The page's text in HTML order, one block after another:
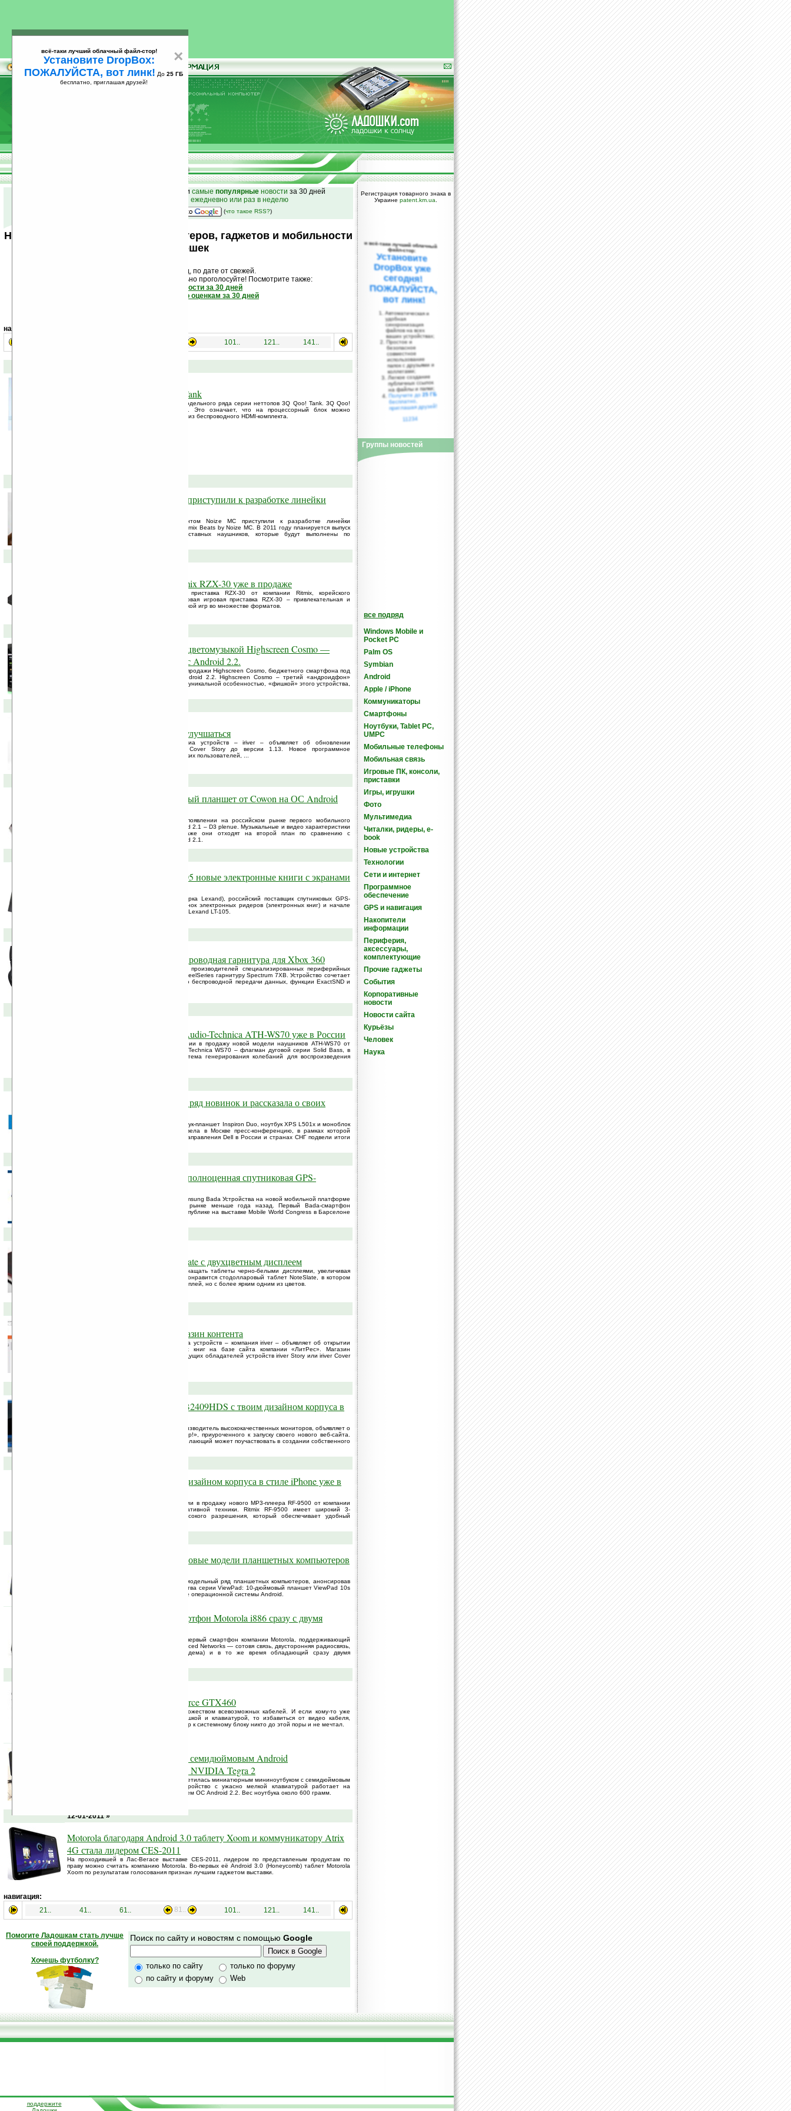
25
и самые популярные новости за 30 дней
на email ежедневно или раз в неделю
(что такое RSS?)
Новости мира карманных компьютеров, гаджетов и мобильности
от Ладошек
Новости показаны подряд, по дате от свежей.
Если новость вам понравилась - обязательно проголосуйте! Посмотрите также:
самые читаемые новости за 30 дней
самые лучшие новости по оценкам за 30 дней
навигация:
101.. 121.. 141..
Модульный неттоп 3Q Qoo! Tank
Компания 3Q объявила о расширении модельного ряда серии неттопов 3Q Qoo! Tank. 3Q Qoo!
Tank – неттоп модульной конструкции. Это означает, что на процессорный блок можно
установить ODD привод или трансмиттер из беспроводного HDMI-комплекта.
Компания Ritmix и Noize MC приступили к разработке линейки
Компания Ritmix совместно с музыкантом Noize MC приступили к разработке линейки
эксклюзивных наушников под брендом Ritmix Beats by Noize MC. В 2011 году планируется выпуск
нескольких моделей мониторных и вставных наушников, которые будут выполнены по
Новая игровая приставка Ritmix RZX-30 уже в продаже
В продажу поступила новая игровая приставка RZX-30 от компании Ritmix, корейского
производителя портативной техники. Новая игровая приставка RZX-30 – привлекательная и
многофункциональная консоль с поддержкой игр во множестве форматов.
Гуглофон с футуристической цветомузыкой Highscreen Cosmo —
самый бюджетный смартфон с Android 2.2.
Компания «Вобис Компьютер» начинает продажи Highscreen Cosmo, бюджетного смартфона под
управлением операционной системы Android 2.2. Highscreen Cosmo – третий «андроидфон»
компании «Вобис Компьютер». Ключевой уникальной особенностью, «фишкой» этого устройства,
iriver Cover Story продолжает улучшаться
Производитель портативных мультимедиа устройств – iriver – объявляет об обновлении
официальной прошивки ридера iriver Cover Story до версии 1.13. Новое программное
обеспечение предназначено для российских пользователей, ...
D3 plenue — первый мобильный планшет от Cowon на ОС Android
Компания BLADE объявляет о скором появлении на российском рынке первого мобильного
планшета от Cowon на платформе Android 2.1 – D3 plenue. Музыкальные и видео характеристики
Cowon как всегда великолепны, но даже они отходят на второй план по сравнению с
возможностями КПК на платформе Android 2.1.
Lexand LE-106 и Lexand LT-105 новые электронные книги с экранами
«Лаборатория «Лександ»» (торговая марка Lexand), российский поставщик спутниковых GPS-
навигаторов, объявляет о выходе на рынок электронных ридеров (электронных книг) и начале
продаж двух моделей — Lexand LE-106 и Lexand LT-105.
SteelSeries Spectrum 7XB: беспроводная гарнитура для Xbox 360
Компания SteelSeries, один из ведущих производителей специализированных периферийных
устройств и аксессуаров, представляет SteelSeries гарнитуру Spectrum 7XB. Устройство сочетает
в себе усовершенствованную технологию беспроводной передачи данных, функции ExactSND и
Новая модель наушников от Audio-Technica ATH-WS70 уже в России
Компания BLADE объявляет о поступлении в продажу новой модели наушников ATH-WS70 от
японской компании Audio-Technica. Audio-Technica WS70 – флагман дуговой серии Solid Bass, в
которой используется двухкамерная система генерирования колебаний для воспроизведения
Компания DELL представила ряд новинок и рассказала о своих
Среди новых разработок компании – нетбук-планшет Inspiron Duo, ноутбук XPS L501x и моноблок
Inspiron One 2310 Корпорация Dell провела в Москве пресс-конференцию, в рамках которой
ведущие менеджеры потребительского направления Dell в России и странах СНГ подвели итоги
Для Samsung Bada выпущена полноценная спутниковая GPS-
«Прогород» доступен для платформы Samsung Bada Устройства на новой мобильной платформе
Samsung Bada массово появились на рынке меньше года назад. Первый Bada-смартфон
Samsung Wave был широко представлен публике на выставке Mobile World Congress в Барселоне
Стодолларовый таблет NoteSlate с двухцветным дисплеем
Для тех, кому пришла по душе идея оснащать таблеты черно-белыми дисплеями, увеличивая
таким образом ресурс батареи, может понравится стодолларовый таблет NoteSlate, в котором
также используется двухцветный E-ink дисплей, но с более ярким одним из цветов.
Для ридеров iriver открыт магазин контента
Производитель портативных мультимедиа устройств – компания iriver – объявляет об открытии
авторизованного магазина электронных книг на базе сайта компании «ЛитРес». Магазин
предназначен, в первую очередь, для будущих обладателей устройств iriver Story или iriver Cover
Конкурс от iiyama. Монитор B2409HDS с твоим дизайном корпуса в
Компания iiyama, известный японский производитель высококачественных мониторов, объявляет о
начале конкурса «Прокачай свой монитор!», приуроченного к запуску своего нового веб-сайта.
Начиная с 14 января 2011 года, любой желающий может поучаствовать в создании собственного
MP3-плеер Ritmix RF-9500 с дизайном корпуса в стиле iPhone уже в
Компания BLADE объявляет о поступлении в продажу нового MP3-плеера RF-9500 от компании
Ritmix, корейского производителя портативной техники. Ritmix RF-9500 имеет широкий 3-
дюймовый TFT сенсорный дисплей высокого разрешения, который обеспечивает удобный
ViewPad 10s и ViewPad 4 — новые модели планшетных компьютеров
Корпорация ViewSonic расширила свой модельный ряд планшетных компьютеров, анонсировав
на выставке CES-2011 два новых устройства серии ViewPad: 10-дюймовый планшет ViewPad 10s
и 4-дюймовый планшет ViewPad 4 на базе операционной системы Android.
Противоударный Android смартфон Motorola i886 сразу с двумя
В коллекции оператора Sprint появился первый смартфон компании Motorola, поддерживающий
технологию iDEN (Integrated Digital Enhanced Networks — сотовя связь, двусторонняя радиосвязь,
алфавитно-цифровой пейджер, факс-модема) и в то же время обладающий сразу двумя
Радио видеокарта KFA2 GeForce GTX460
Обычно компьютер игромана опутан множеством всевозможных кабелей. И если кому-то уже
посчастливилось обзавестись радио мышкой и клавиатурой, то избавиться от видео кабеля,
который «намертво» привязывает монитор к системному блоку никто до этой поры и не мечтал.
NEC отметилась на CES-2011 семидюймовым Android
мининоутбуком на платформе NVIDIA Tegra 2
Компания NEC на выставке CES-2011 отметилась миниатюрным мининоутбуком с семидюймовым
сенсорным резистивным дисплеем. Устройство с ужасно мелкой клавиатурой работает на
платформе NVIDIA Tegra 2 под управлением ОС Android 2.2. Вес ноутбука около 600 грамм.
12-01-2011 »
Motorola благодаря Android 3.0 таблету Xoom и коммуникатору Atrix
4G стала лидером CES-2011
На проходившей в Лас-Вегасе выставке CES-2011, лидером по представленым продуктам по
праву можно считать компанию Motorola. Во-первых её Android 3.0 (Honeycomb) таблет Motorola
Xoom по результатам голосования признан лучшим гаджетом выставки.
навигация:
21..
41.. 61.. 81.. 101.. 121.. 141..
Помогите Ладошкам стать лучше
своей поддержкой.
Хочешь футболку?
Поиск по сайту и новостям с помощью Google
только по сайту
только по форуму
по сайту и форуму
Web
Регистрация товарного знака в
Украине patent.km.ua
×
всё-таки лучший облачный файл-стор!
Установите DropBox:
ПОЖАЛУЙСТА, вот линк! До 25 ГБ
бесплатно, приглашая друзей!
и всё-таки лучший облачный
файл-стор:
Установите
DropBox уже
сегодня!
ПОЖАЛУЙСТА,
вот линк!
Автоматическая и
удобная
синхронизация
файлов на всех
ваших устройствах;
Простое и
безопасное
совместное
использование
папок с друзьями и
коллегами;
Легкое создание
публичных ссылок
на файлы и папки;
Получите до25 ГБ
бесплатно,
приглашая друзей!
11234
Группы новостей
все подряд
Windows Mobile и
Pocket PC
Palm OS
Symbian
Android
Apple / iPhone
Коммуникаторы
Смартфоны
Ноутбуки, Tablet PC,
UMPC
Мобильные телефоны
Мобильная связь
Игровые ПК, консоли,
приставки
Игры, игрушки
Фото
Мультимедиа
Читалки, ридеры, e-
book
Новые устройства
Технологии
Сети и интернет
Программное
обеспечение
GPS и навигация
Накопители
информации
Периферия,
аксессуары,
комплектующие
Прочие гаджеты
События
Корпоративные
новости
Новости сайта
Курьёзы
Человек
Наука
поддержите